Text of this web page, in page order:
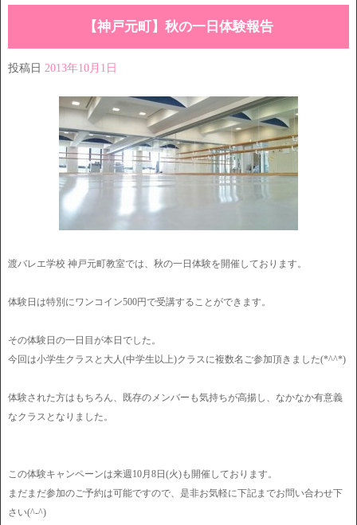
【神戸元町】秋の一日体験報告
投稿日 2013年10月1日
渡バレエ学校 神戸元町教室では、秋の一日体験を開催しております。
体験日は特別にワンコイン500円で受講することができます。
その体験日の一日目が本日でした。
今回は小学生クラスと大人(中学生以上)クラスに複数名ご参加頂きました(*^^*)
体験された方はもちろん、既存のメンバーも気持ちが高揚し、なかなか有意義
なクラスとなりました。
この体験キャンペーンは来週10月8日(火)も開催しております。
まだまだ参加のご予約は可能ですので、是非お気軽に下記までお問い合わせ下
さい(^-^)